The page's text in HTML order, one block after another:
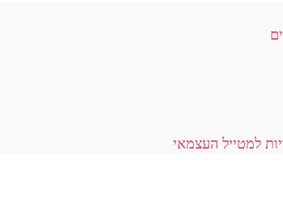
למטייל העצמאי